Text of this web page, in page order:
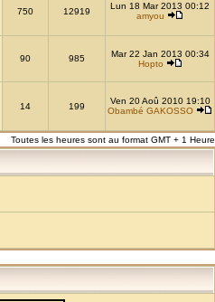
750 12919
Lun 18 Mar 2013 00:12
amyou
90 985
Mar 22 Jan 2013 00:34
Hopto
14 199
Ven 20 Aoû 2010 19:10
Obambé GAKOSSO
Toutes les heures sont au format GMT + 1 Heure